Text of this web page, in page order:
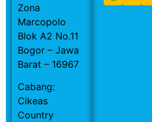
Zona
Marcopolo
Blok A2 No.11
Bogor – Jawa
Barat – 16967
Cabang:
Cikeas
Country